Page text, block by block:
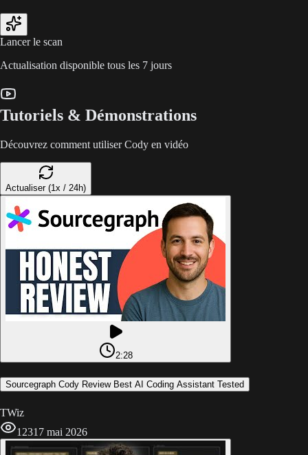
Lancer le scan
Actualisation disponible tous les 7 jours
Tutoriels & Démonstrations
Découvrez comment utiliser Cody en vidéo
Actualiser (1x / 24h)
2:28
Sourcegraph Cody Review Best AI Coding Assistant Tested
TWiz
12317 mai 2026